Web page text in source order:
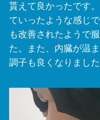
貰えて良かったです
ていったような感じ
も改善されたようで
た。また、内臓が温
調子も良くなりました